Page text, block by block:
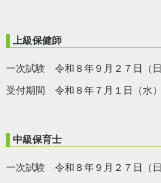
上級保健師
一次試験 令和８年９月２７日（日
受付期間 令和８年７月１日（水）
中級保育士
一次試験 令和８年９月２７日（日